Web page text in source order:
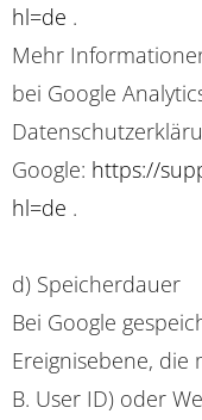
hl=de .
Mehr
bei Google
Google: https://
hl=de .
d) Speicherdauer
Bei Google
Ereignisebene, die
B. User ID) oder